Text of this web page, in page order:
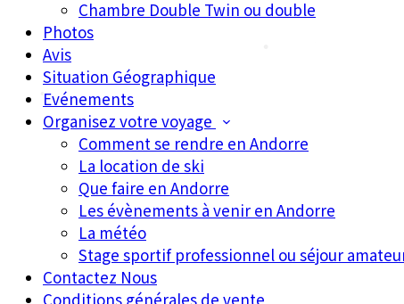
Chambre Double Twin ou double
Photos
Avis
Situation Géographique
Evénements
Organisez votre voyage
Comment se rendre en Andorre
La location de ski
Que faire en Andorre
Les évènements à venir en Andorre
La météo
Stage sportif professionnel ou séjour
Contactez Nous
Conditions générales de vente